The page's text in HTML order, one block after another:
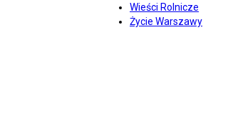
Wieści Rolnicze
Życie Warszawy